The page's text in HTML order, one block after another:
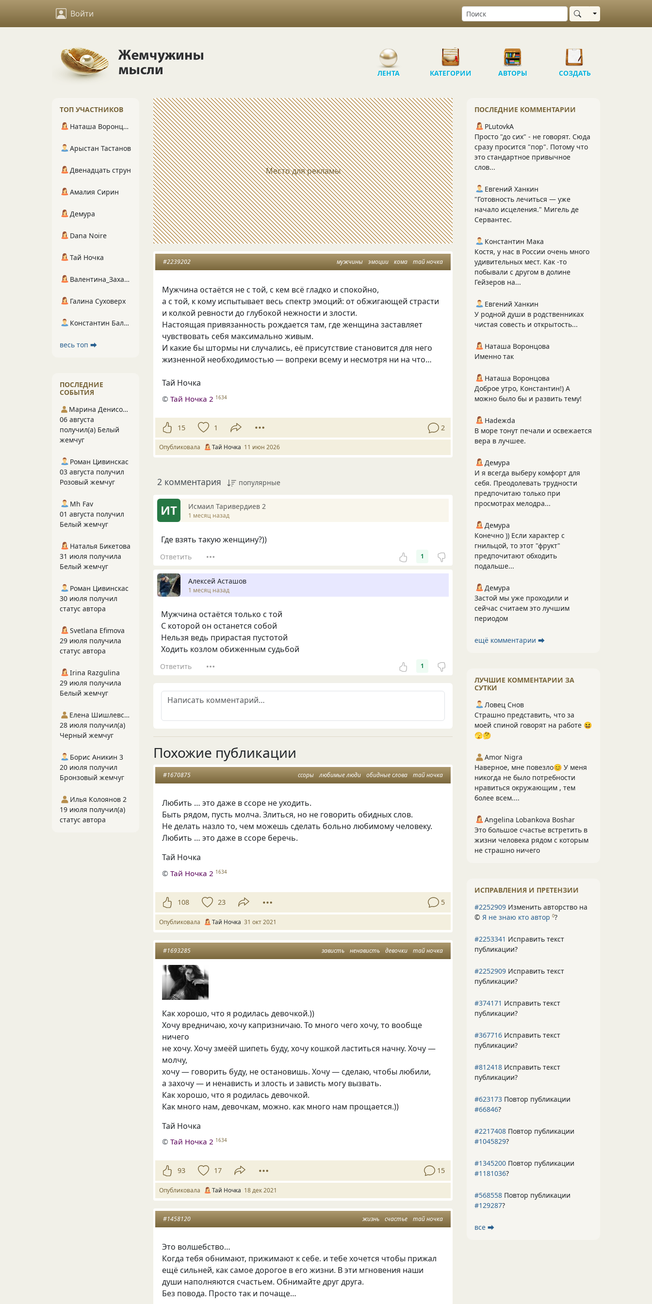
Войти Выбрать область
ЛЕНТА КАТЕГОРИИ АВТОРЫ СОЗДАТЬ
Место для рекламы
мужчины эмоции кома тай ночка
#2239202
Мужчина остаётся не с той, с кем всё гладко и спокойно,
а с той, к кому испытывает весь спектр эмоций: от обжигающей страсти
и колкой ревности до глубокой нежности и злости.
Настоящая привязанность рождается там, где женщина заставляет
чувствовать себя максимально живым.
И какие бы штормы ни случались, её присутствие становится для него
жизненной необходимостью — вопреки всему и несмотря ни на что…
Тай Ночка
©Тай Ночка 2 1634
15 1 2
Опубликовала Тай Ночка 11 июн 2026
2 комментария популярные
ИТ Исмаил Таривердиев 2
1 месяц назад
Где взять такую женщину?))
Ответить 1
Алексей Асташов
1 месяц назад
Мужчина остаётся только с той
С которой он останется собой
Нельзя ведь прирастая пустотой
Ходить козлом обиженным судьбой
Ответить 1
Похожие публикации
ссоры любимые люди обидные слова тай ночка
#1670875
Любить … это даже в ссоре не уходить.
Быть рядом, пусть молча. Злиться, но не говорить обидных слов.
Не делать назло то, чем можешь сделать больно любимому человеку.
Любить … это даже в ссоре беречь.
Тай Ночка
©Тай Ночка 2 1634
108 23 5
Опубликовала Тай Ночка 31 окт 2021
зависть ненависть девочки тай ночка
#1693285
Как хорошо, что я родилась девочкой.))
Хочу вредничаю, хочу капризничаю. То много чего хочу, то вообще
ничего
не хочу. Хочу змеёй шипеть буду, хочу кошкой ластиться начну. Хочу —
молчу,
хочу — говорить буду, не остановишь. Хочу — сделаю, чтобы любили,
а захочу — и ненависть и злость и зависть могу вызвать.
Как хорошо, что я родилась девочкой.
Как много нам, девочкам, можно. как много нам прощается.))
Тай Ночка
©Тай Ночка 2 1634
93 17 15
Опубликовала Тай Ночка 18 дек 2021
жизнь счастье тай ночка
#1458120
Это волшебство…
Когда тебя обнимают, прижимают к себе. и тебе хочется чтобы прижал
ещё сильней, как самое дорогое в его жизни. В эти мгновения наши
души наполняются счастьем. Обнимайте друг друга.
Без повода. Просто так и почаще…
ПОСЛЕДНИЕ КОММЕНТАРИИ
PLutоvkА
Просто "до сих" - не говорят. Сюда
сразу просится "пор". Потому что
это стандартное привычное
слов...
Евгений Ханкин
"Готовность лечиться — уже
начало исцеления." Мигель де
Сервантес.
Константин Мака
Костя, у нас в России очень много
удивительных мест. Как -то
побывали с другом в долине
Гейзеров на...
Евгений Ханкин
У родной души в родственниках
чистая совесть и открытость...
Наташа Воронцова
Именно так
Наташа Воронцова
Доброе утро, Константин!) А
можно было бы и развить тему!
Нadeжda
В море тонут печали и освежается
вера в лучшее.
Демура
И я всегда выберу комфорт для
себя. Преодолевать трудности
предпочитаю только при
просмотрах мелодра...
Демура
Конечно )) Если характер с
гнильцой, то этот "фрукт"
предпочитают обходить
подальше...
Демура
Застой мы уже проходили и
сейчас считаем это лучшим
периодом
ещё комментарии ⮕
ЛУЧШИЕ КОММЕНТАРИИ ЗА
СУТКИ
Ловец Снов
Страшно представить, что за
моей спиной говорят на работе 😆
🫣🤔
Amor Nigra
Наверное, мне повезло😊 У меня
никогда не было потребности
нравиться окружающим , тем
более всем....
Angelina Lobankova Boshar
Это большое счастье встретить в
жизни человека рядом с которым
не страшно ничего
ИСПРАВЛЕНИЯ И ПРЕТЕНЗИИ
#2252909 Изменить авторство на
© Я не знаю кто автор 0?
#2253341 Исправить текст
публикации?
#2252909 Исправить текст
публикации?
#374171 Исправить текст
публикации?
#367716 Исправить текст
публикации?
#812418 Исправить текст
публикации?
#623173 Повтор публикации
#66846?
#2217408 Повтор публикации
#1045829?
#1345200 Повтор публикации
#1181036?
#568558 Повтор публикации
#129287?
все ⮕
ТОП УЧАСТНИКОВ
Наташа Воронцова
Арыстан Тастанов
Двенадцать струн
Амалия Сирин
Демура
Dana Noire
Тай Ночка
Валентина_Захарова
Галина Суховерх
Константин Балухта
весь топ ⮕
ПОСЛЕДНИЕ
СОБЫТИЯ
Марина Денисова 5
06 августа
получил(а) Белый
жемчуг
Роман Цивинскас
03 августа получил
Розовый жемчуг
Mh Fav
01 августа получил
Белый жемчуг
Наталья Бикетова
31 июля получила
Белый жемчуг
Роман Цивинскас
30 июля получил
статус автора
Svetlana Efimova
29 июля получила
статус автора
Irina Razgulina
29 июля получила
Белый жемчуг
Елена Шишлевская
28 июля получил(а)
Черный жемчуг
Борис Аникин 3
20 июля получил
Бронзовый жемчуг
Илья Колоянов 2
19 июля получил(а)
статус автора